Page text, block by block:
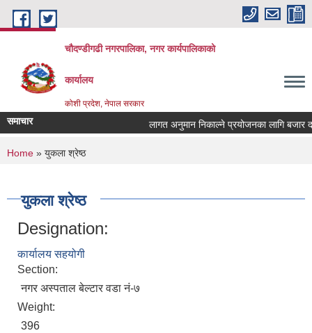
Skip to main content
चौदण्डीगढी नगरपालिका, नगर कार्यपालिकाको
कार्यालय
कोशी प्रदेश, नेपाल सरकार
समाचार लागत अनुमान निकाल्ने प्रयोजनका लागि बजार
खोपकर्ता (भ्याक्सिनेटर) आवश्यकता सम्वन्धी सूचना।
You are here
Home » युकला श्रेष्ठ
युकला श्रेष्ठ
Designation:
कार्यालय सहयोगी
Section:
नगर अस्पताल बेल्टार वडा नं-७
Weight:
396